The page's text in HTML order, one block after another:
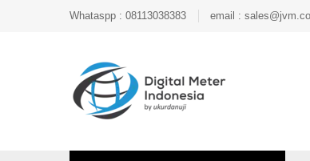
Whataspp : 08113038383 email :